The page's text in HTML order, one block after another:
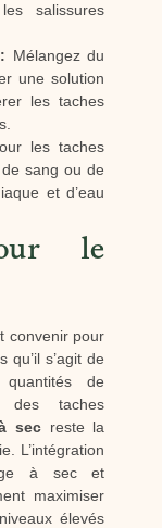
salissures
Mélangez du
une solution
les taches
les taches
sang ou de
et d’eau
le
convenir pour
s’agit de
quantités de
des taches
secreste la
L’intégration
à sec et
maximiser
élevés